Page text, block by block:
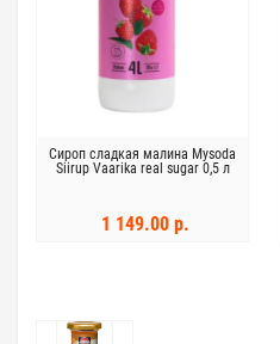
Сироп сладкая малина Mysoda
Siirup Vaarika real sugar 0,5 л
1 149.00 р.